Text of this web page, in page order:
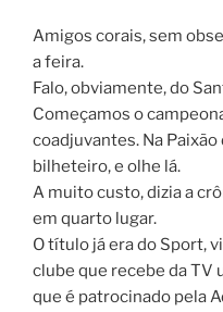
Amigos corais, sem
a feira.
Falo, obviamente, do
Começamos o
coadjuvantes. Na
bilheteiro, e olhe lá.
A muito custo, dizia a
em quarto lugar.
O título já era do Sport,
clube que recebe da TV
que é patrocinado pela